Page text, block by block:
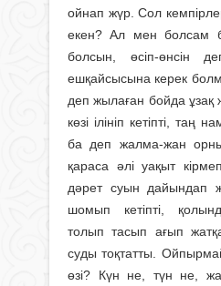
ойнап жүр. Сол
екен? Ал мен болсам
болсын, өсіп-өнсін
ешқайсысына керек
деп жылаған бойда ұзақ
көзі ілініп кетіпті, таң
ба деп жалма-жан
қараса әлі уақыт
дәрет суын дайындап
шомып кетіпті,
толып тасып ағып
суды тоқтатты.
өзі? Күн не, түн не,